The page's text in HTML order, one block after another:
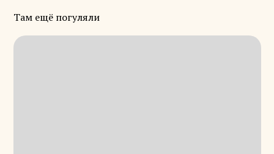
Там ещё погуляли